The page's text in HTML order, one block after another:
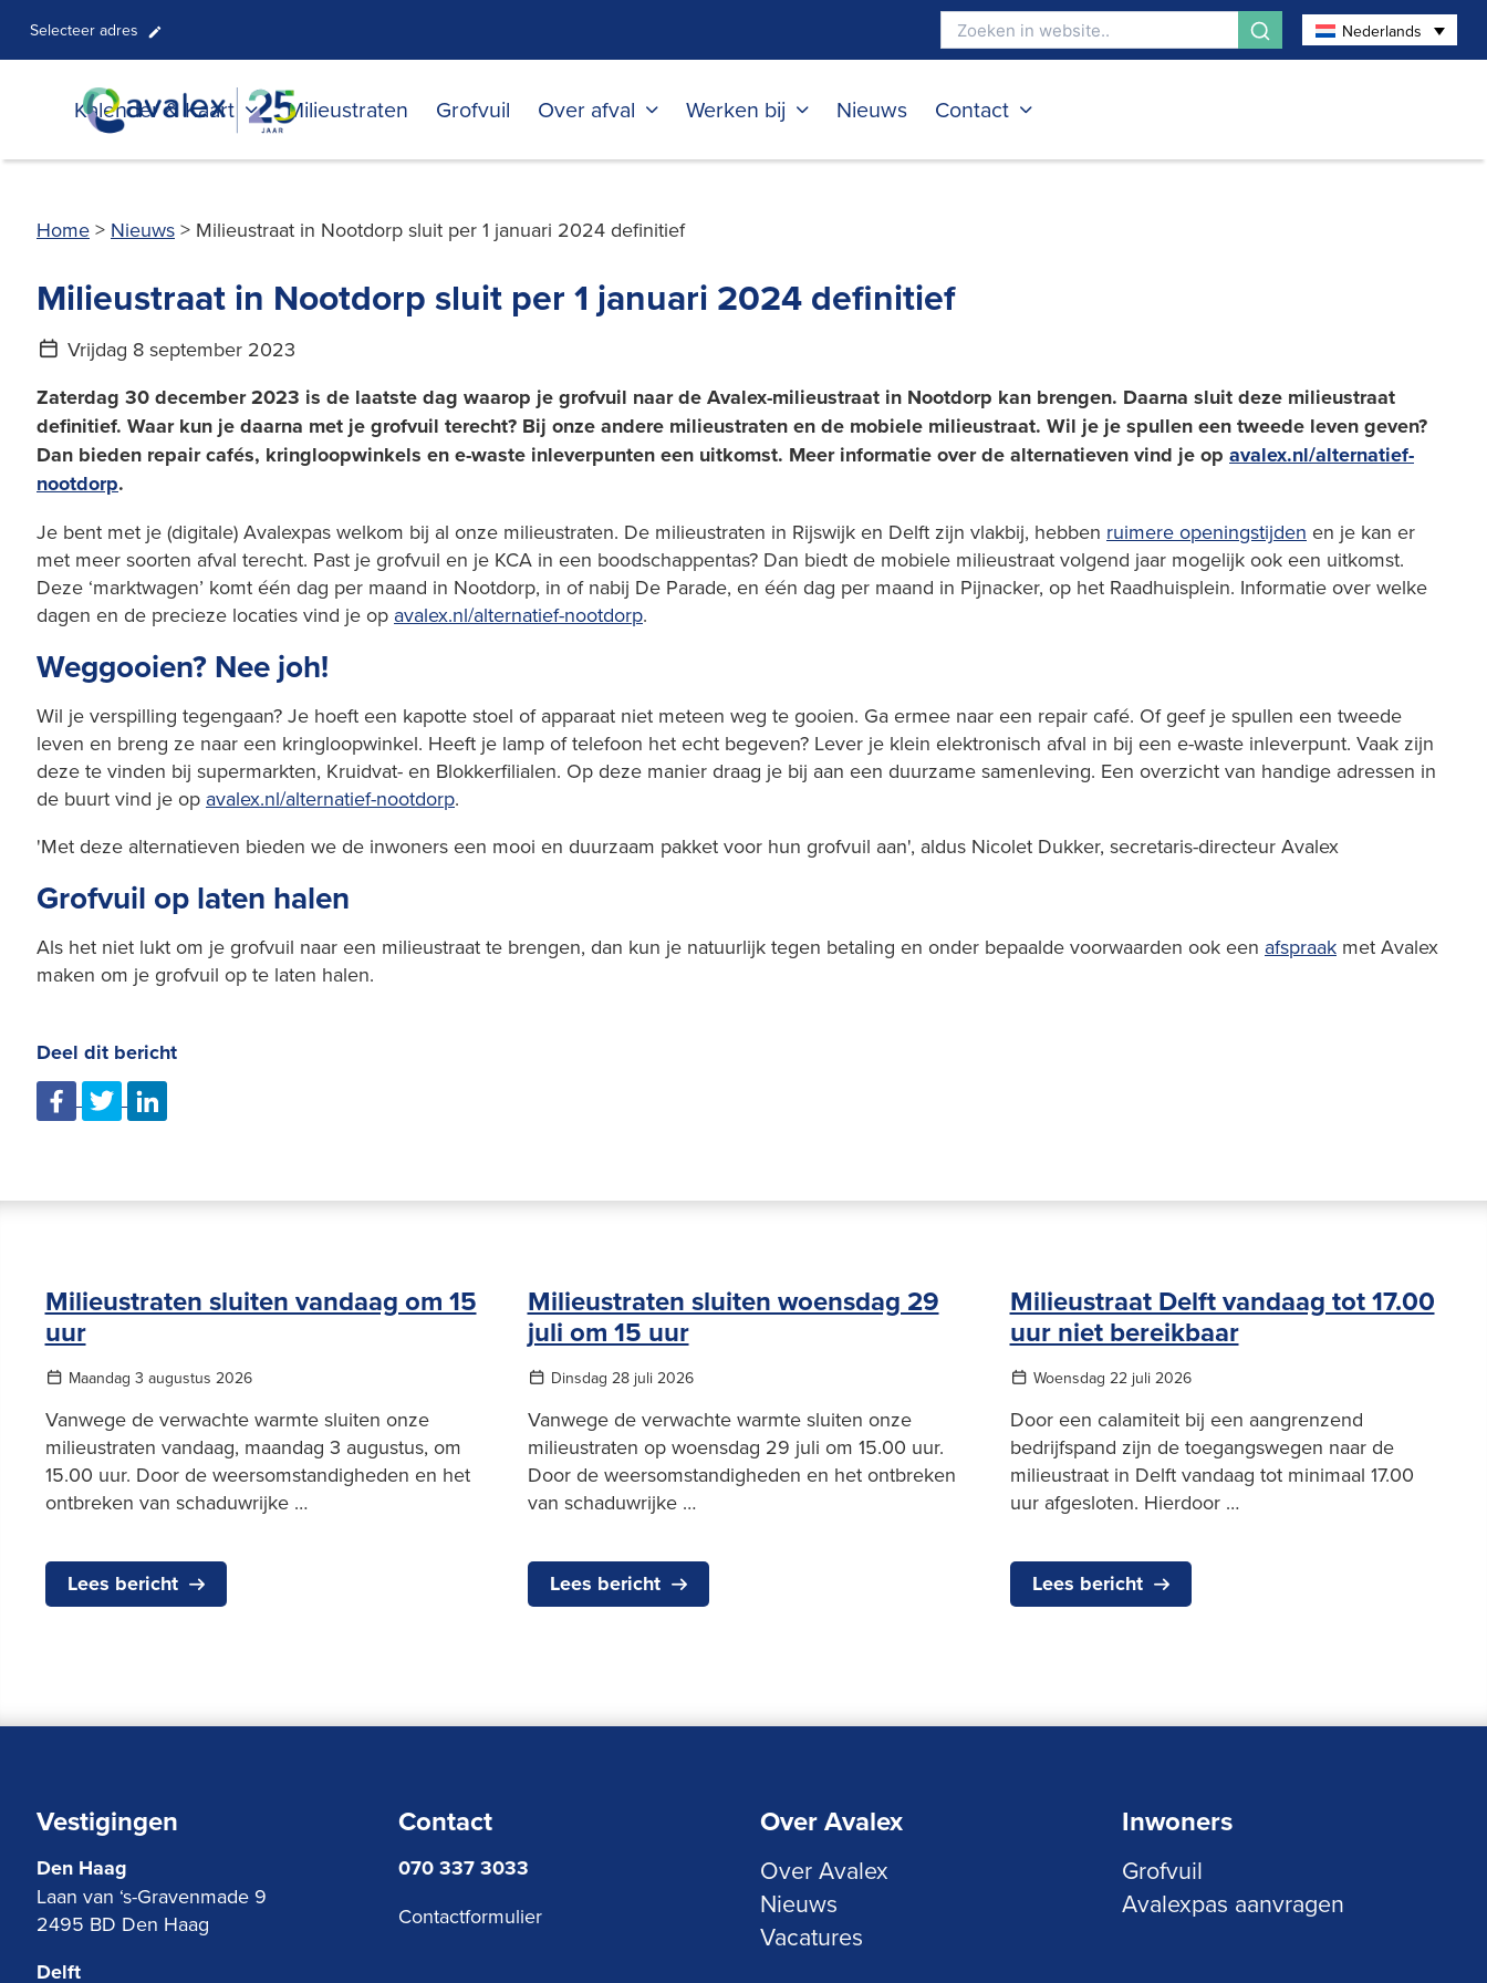
Selecteer adres Nederlands
Kalender & Kaart Milieustraten Grofvuil Over afval Werken bij Nieuws Contact
Home > Nieuws > Milieustraat in Nootdorp sluit per 1 januari 2024 definitief
Milieustraat in Nootdorp sluit per 1 januari 2024 definitief
Vrijdag 8 september 2023
Zaterdag 30 december 2023 is de laatste dag waarop je grofvuil naar de Avalex-milieustraat in Nootdorp kan brengen. Daarna sluit deze milieustraat
definitief. Waar kun je daarna met je grofvuil terecht? Bij onze andere milieustraten en de mobiele milieustraat. Wil je je spullen een tweede leven geven?
Dan bieden repair cafés, kringloopwinkels en e-waste inleverpunten een uitkomst. Meer informatie over de alternatieven vind je op avalex.nl/alternatief-
nootdorp.
Je bent met je (digitale) Avalexpas welkom bij al onze milieustraten. De milieustraten in Rijswijk en Delft zijn vlakbij, hebben ruimere openingstijden en je kan er
met meer soorten afval terecht. Past je grofvuil en je KCA in een boodschappentas? Dan biedt de mobiele milieustraat volgend jaar mogelijk ook een uitkomst.
Deze ‘marktwagen’ komt één dag per maand in Nootdorp, in of nabij De Parade, en één dag per maand in Pijnacker, op het Raadhuisplein. Informatie over welke
dagen en de precieze locaties vind je op avalex.nl/alternatief-nootdorp.
Weggooien? Nee joh!
Wil je verspilling tegengaan? Je hoeft een kapotte stoel of apparaat niet meteen weg te gooien. Ga ermee naar een repair café. Of geef je spullen een tweede
leven en breng ze naar een kringloopwinkel. Heeft je lamp of telefoon het echt begeven? Lever je klein elektronisch afval in bij een e-waste inleverpunt. Vaak zijn
deze te vinden bij supermarkten, Kruidvat- en Blokkerfilialen. Op deze manier draag je bij aan een duurzame samenleving. Een overzicht van handige adressen in
de buurt vind je op avalex.nl/alternatief-nootdorp.
'Met deze alternatieven bieden we de inwoners een mooi en duurzaam pakket voor hun grofvuil aan', aldus Nicolet Dukker, secretaris-directeur Avalex
Grofvuil op laten halen
Als het niet lukt om je grofvuil naar een milieustraat te brengen, dan kun je natuurlijk tegen betaling en onder bepaalde voorwaarden ook een afspraak met Avalex
maken om je grofvuil op te laten halen.
Deel dit bericht
Milieustraten sluiten vandaag om 15
uur
Maandag 3 augustus 2026
Vanwege de verwachte warmte sluiten onze
milieustraten vandaag, maandag 3 augustus, om
15.00 uur. Door de weersomstandigheden en het
ontbreken van schaduwrijke …
Lees bericht
Milieustraten sluiten woensdag 29
juli om 15 uur
Dinsdag 28 juli 2026
Vanwege de verwachte warmte sluiten onze
milieustraten op woensdag 29 juli om 15.00 uur.
Door de weersomstandigheden en het ontbreken
van schaduwrijke …
Lees bericht
Milieustraat Delft vandaag tot 17.00
uur niet bereikbaar
Woensdag 22 juli 2026
Door een calamiteit bij een aangrenzend
bedrijfspand zijn de toegangswegen naar de
milieustraat in Delft vandaag tot minimaal 17.00
uur afgesloten. Hierdoor …
Lees bericht
Vestigingen
Den Haag
Laan van ‘s-Gravenmade 9
2495 BD Den Haag
Delft
Contact
070 337 3033
Contactformulier
Over Avalex
Over Avalex
Nieuws
Vacatures
Inwoners
Grofvuil
Avalexpas aanvragen